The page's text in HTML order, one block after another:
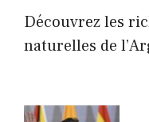
Découvrez les
naturelles de